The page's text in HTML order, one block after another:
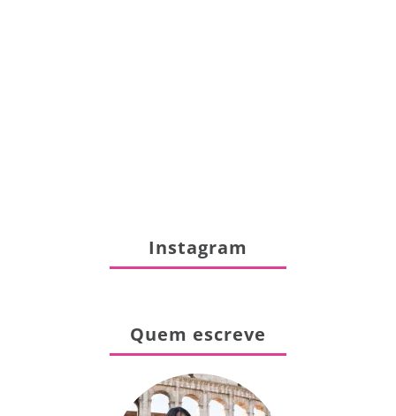
Instagram
Quem escreve